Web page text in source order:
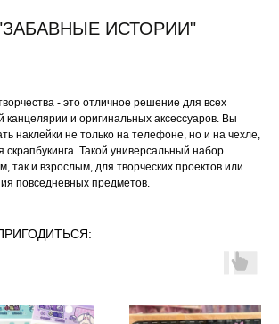
ИСТОРИИ"
- это отличное решение для всех
канцелярии и оригинальных аксессуаров. Вы
наклейки не только на телефоне, но и на чехле,
скрапбукинга. Такой универсальный набор
так и взрослым, для творческих проектов или
повседневных предметов.